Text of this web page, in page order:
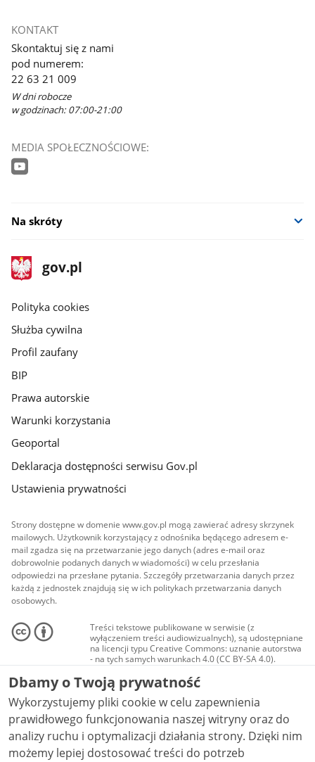
KONTAKT
Skontaktuj się z nami
pod numerem:
22 63 21 009
W dni robocze
w godzinach: 07:00-21:00
MEDIA SPOŁECZNOŚCIOWE:
Na skróty
stopka
gov.pl
Strona
gov.pl
gov.pl
Polityka cookies
Służba cywilna
Profil zaufany
BIP
Prawa autorskie
Warunki korzystania
Geoportal
Deklaracja dostępności serwisu Gov.pl
Ustawienia prywatności
Strony dostępne w domenie www.gov.pl mogą zawierać adresy skrzynek
mailowych. Użytkownik korzystający z odnośnika będącego adresem e-
mail zgadza się na przetwarzanie jego danych (adres e-mail oraz
dobrowolnie podanych danych w wiadomości) w celu przesłania
odpowiedzi na przesłane pytania. Szczegóły przetwarzania danych przez
każdą z jednostek znajdują się w ich politykach przetwarzania danych
osobowych.
Treści tekstowe publikowane w serwisie (z
wyłączeniem treści audiowizualnych), są udostępniane
na licencji typu Creative Commons: uznanie autorstwa
- na tych samych warunkach 4.0 (CC BY-SA 4.0).
Materiały audiowizualne, w tym zdjęcia, materiały
audio i wideo, są udostępniane na licencji typu
Creative Commons: uznanie autorstwa użycie
niekomercyjne - bez utworów zależnych 4.0 (CC BY-
NC-ND 4.0), o ile nie jest to stwierdzone inaczej.
Dbamy o Twoją prywatność
Wykorzystujemy pliki cookie w celu zapewnienia
prawidłowego funkcjonowania naszej witryny oraz do
analizy ruchu i optymalizacji działania strony. Dzięki nim
możemy lepiej dostosować treści do potrzeb